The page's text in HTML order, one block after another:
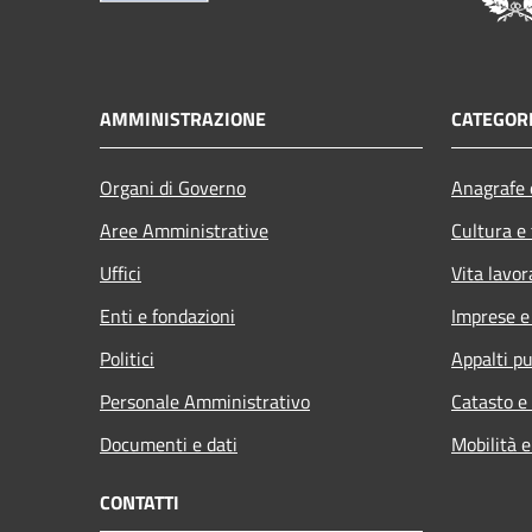
AMMINISTRAZIONE
Organi di Governo
Aree Amministrative
Uffici
Enti e fondazioni
Politici
Personale Amministrativo
Documenti e dati
Cultura
Vita
Imprese
Appalti
Catasto
Mobilità
CONTATTI